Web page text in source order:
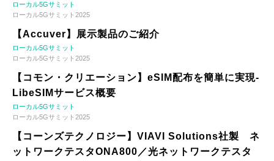
ローカル5Gサミット
ローカル5Gサミット2025
【Accuver】展示製品のご紹介
ローカル5Gサミット
ローカル5Gサミット2025
【コモン・クリエーション】eSIM配布を簡単に実現-
LibeSIMサービス概要
ローカル5Gサミット
ローカル5Gサミット2025
【コーンズテクノロジー】VIAVI Solutions社製 ネ
ットワークテスタONA800／光ネットワークテスタ